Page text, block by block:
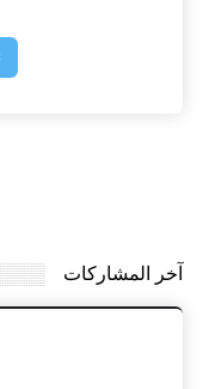
آخر المشاركات